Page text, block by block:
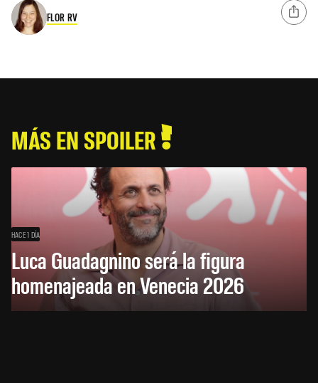
FLOR RV
MÁS EN SPOILER
HACE 1 DÍA
Luca Guadagnino será la figura
homenajeada en Venecia 2026